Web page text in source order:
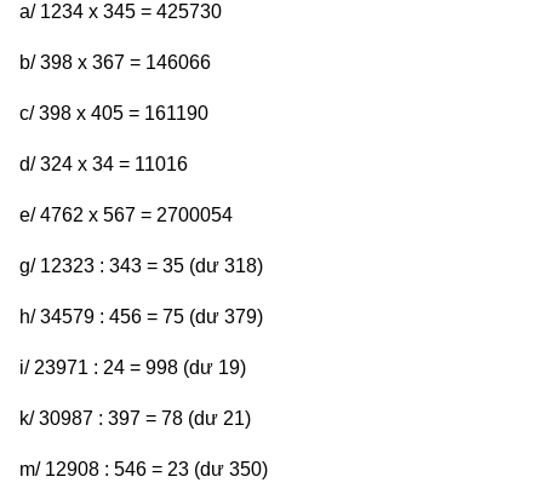
a/ 1234 x 345 = 425730
b/ 398 x 367 = 146066
c/ 398 x 405 = 161190
d/ 324 x 34 = 11016
e/ 4762 x 567 = 2700054
g/ 12323 : 343 = 35 (dư 318)
h/ 34579 : 456 = 75 (dư 379)
i/ 23971 : 24 = 998 (dư 19)
k/ 30987 : 397 = 78 (dư 21)
m/ 12908 : 546 = 23 (dư 350)